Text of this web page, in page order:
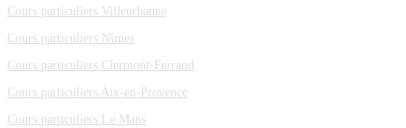
Cours particuliers Villeurbanne
Cours particuliers Nîmes
Cours particuliers Clermont-Ferrand
Cours particuliers Aix-en-Provence
Cours particuliers Le Mans